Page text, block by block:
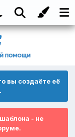
вы создаёте её
- не